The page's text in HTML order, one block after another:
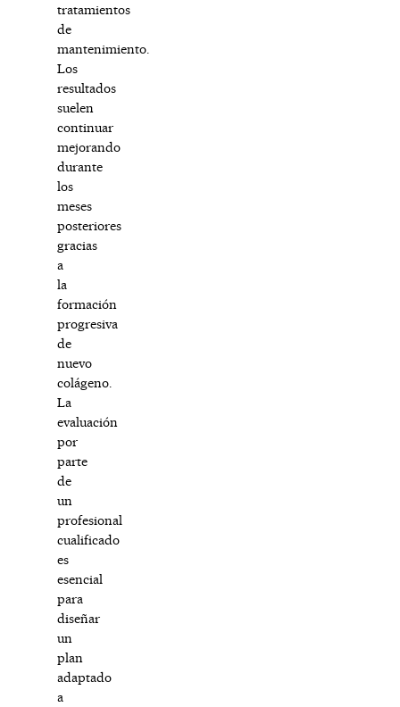
tratamientos
de
mantenimiento.
Los
resultados
suelen
continuar
mejorando
durante
los
meses
posteriores
gracias
a
la
formación
progresiva
de
nuevo
colágeno.
La
evaluación
por
parte
de
un
profesional
cualificado
es
esencial
para
diseñar
un
plan
adaptado
a